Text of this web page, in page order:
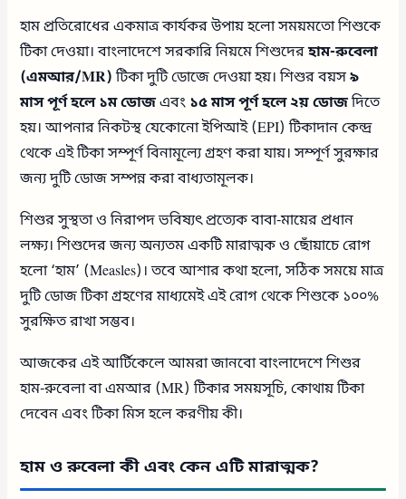
হাম প্রতিরোধের একমাত্র কার্যকর উপায় হলো সময়মতো শিশুকে
টিকা দেওয়া। বাংলাদেশে সরকারি নিয়মে শিশুদেরহাম-রুবেলা
(এমআর/MR)টিকা দুটি ডোজে দেওয়া হয়। শিশুর বয়স৯
মাস পূর্ণ হলে ১ম ডোজএবং ১৫ মাস পূর্ণ হলে ২য় ডোজদিতে
হয়। আপনার নিকটস্থ যেকোনো ইপিআই (EPI) টিকাদান কেন্দ্র
থেকে এই টিকা সম্পূর্ণ বিনামূল্যে গ্রহণ করা যায়। সম্পূর্ণ সুরক্ষার
জন্য দুটি ডোজ সম্পন্ন করা বাধ্যতামূলক।
শিশুর সুস্থতা ও নিরাপদ ভবিষ্যৎ প্রত্যেক বাবা-মায়ের প্রধান
লক্ষ্য। শিশুদের জন্য অন্যতম একটি মারাত্মক ও ছোঁয়াচে রোগ
হলো ‘হাম’ (Measles)। তবে আশার কথা হলো, সঠিক সময়ে মাত্র
দুটি ডোজ টিকা গ্রহণের মাধ্যমেই এই রোগ থেকে শিশুকে ১০০%
সুরক্ষিত রাখা সম্ভব।
আজকের এই আর্টিকেলে আমরা জানবো বাংলাদেশে শিশুর
হাম-রুবেলা বা এমআর (MR) টিকার সময়সূচি, কোথায় টিকা
দেবেন এবং টিকা মিস হলে করণীয় কী।
হাম ও রুবেলা কী এবং কেন এটি মারাত্মক?